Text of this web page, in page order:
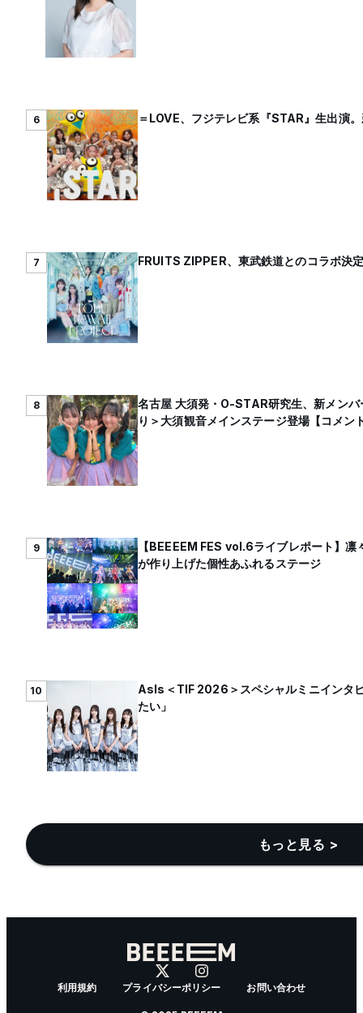
6 ＝LOVE、フジテレビ系『STAR』生出演
7 FRUITS ZIPPER、東武鉄道とのコラボ決
8
名古屋 大須発・O-STAR研究生、新メン
り＞大須観音メインステージ登場【コメン
9
【BEEEEM FES vol.6ライブレポート】
が作り上げた個性あふれるステージ
10
AsIs＜TIF 2026＞スペシャルミニインタ
たい」
もっと見る >
利用規約 プライバシーポリシー お問い合わせ